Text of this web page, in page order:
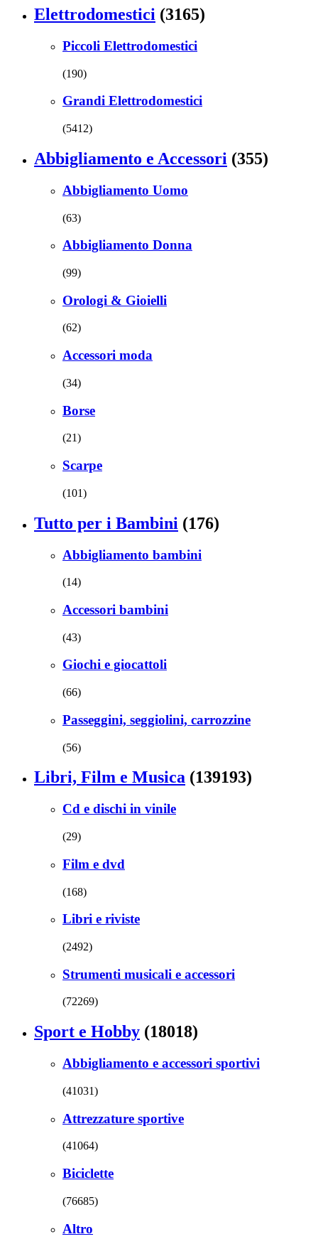
Elettrodomestici (3165)
Piccoli Elettrodomestici
(190)
Grandi Elettrodomestici
(5412)
Abbigliamento e Accessori (355)
Abbigliamento Uomo
(63)
Abbigliamento Donna
(99)
Orologi & Gioielli
(62)
Accessori moda
(34)
Borse
(21)
Scarpe
(101)
Tutto per i Bambini (176)
Abbigliamento bambini
(14)
Accessori bambini
(43)
Giochi e giocattoli
(66)
Passeggini, seggiolini, carrozzine
(56)
Libri, Film e Musica (139193)
Cd e dischi in vinile
(29)
Film e dvd
(168)
Libri e riviste
(2492)
Strumenti musicali e accessori
(72269)
Sport e Hobby (18018)
Abbigliamento e accessori sportivi
(41031)
Attrezzature sportive
(41064)
Biciclette
(76685)
Altro